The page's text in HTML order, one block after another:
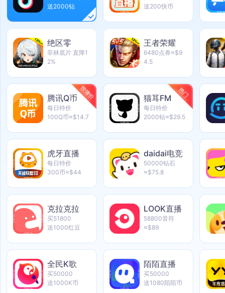
送2000钻
送200快币
绝区零
菲林底片 直降1
2%
王者荣耀
6480点券≈$9
4.5
腾讯Q币
每日特价
100Q币≈$14.7
猫耳FM
每日特价
2000钻≈$29.5
虎牙直播
每日特价
300币≈$44
daidai电竞
50000钻石
≈$75.8
克拉克拉
买51800
送1000红豆
LOOK直播
58800音符
≈$89
全民K歌
买50000
送1000K币
陌陌直播
买50000
送1080陌陌币